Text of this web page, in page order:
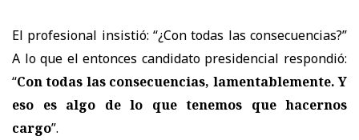
El profesional insistió: “¿Con todas las consecuencias?”
A lo que el entonces candidato presidencial respondió:
“Con todas las consecuencias, lamentablemente. Y
eso es algo de lo que tenemos que hacernos
cargo”.